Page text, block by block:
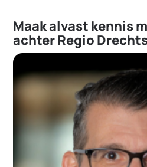
Maak alvast kennis
achter Regio